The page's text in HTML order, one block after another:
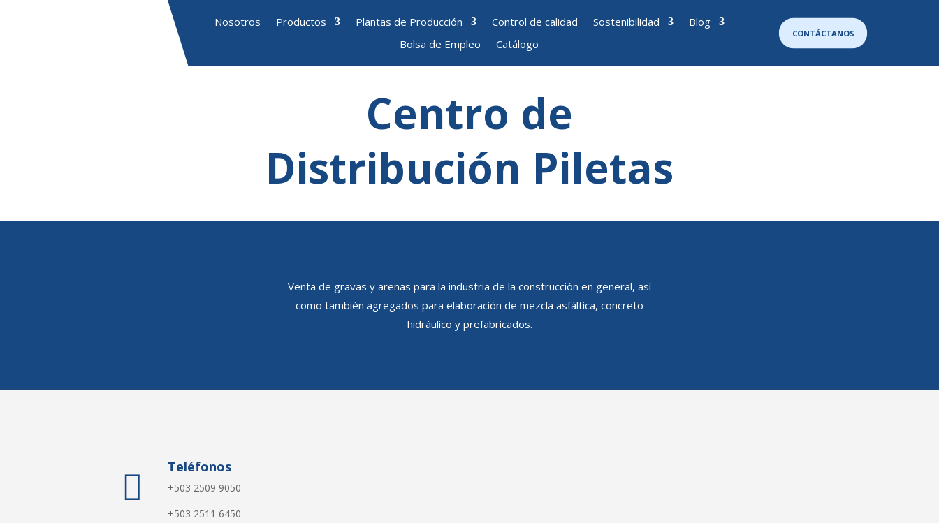
Nosotros Productos Plantas de Producción Control de calidad Sostenibilidad
Blog
Bolsa de Empleo
Catálogo
CONTÁCTANOS
Centro de
Distribución Piletas
Venta de gravas y arenas para la industria de la construcción en general, así
como también agregados para elaboración de mezcla asfáltica, concreto
hidráulico y prefabricados.

Teléfonos
+503 2509 9050
+503 2511 6450